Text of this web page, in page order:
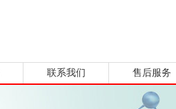
联系我们 售后服务